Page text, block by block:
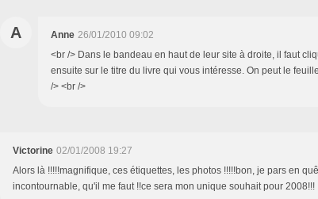
A Anne 26/01/2010 09:02
<br /> Dans le bandeau en haut de leur site à droite, il faut
ensuite sur le titre du livre qui vous intéresse. On peut le
/> <br />
Victorine 02/01/2008 19:27
Alors là !!!!!magnifique, ces étiquettes, les photos !!!!!bon, je pars en
incontournable, qu'il me faut !!ce sera mon unique souhait pour 2008!!!